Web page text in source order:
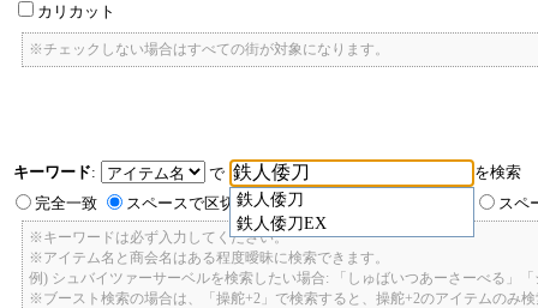
カリカット
※チェックしない場合はすべての街が対象になります。
キーワード:
で
鉄人倭刀
鉄人倭刀EX
を検索
完全一致
スペースで区切ったキーワードのいずれかを含む スペ
※キーワードは必ず入力してください。
※アイテム名と商会名はある程度曖昧に検索できます。
例) シュバイツァーサーベルを検索したい場合: 「しゅばいつあーさーべる」
※ブースト検索の場合は、「操舵+2」で検索すると、操舵+2のアイテムのみ